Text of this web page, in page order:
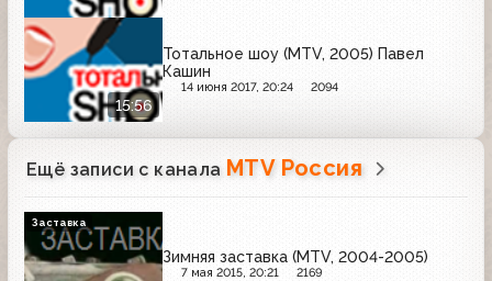
15:56
Тотальное шоу (MTV, 2005) Павел
Кашин
14 июня 2017, 20:24 2094
Ещё записи с канала MTV Россия
Зимняя заставка (MTV, 2004-2005)
7 мая 2015, 20:21 2169
Заставка